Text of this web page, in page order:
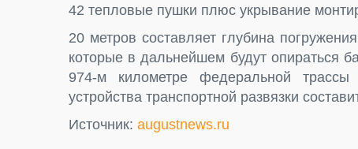
42 тепловые пушки плюс укрывание
20 метров составляет глубина
которые в дальнейшем будут опираться
974-м километре федеральной
устройства транспортной развязки
Источник: augustnews.ru